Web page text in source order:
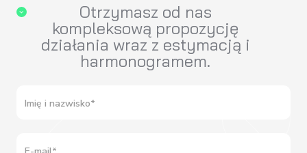
Otrzymasz od nas
kompleksową propozycję
działania wraz z estymacją i
harmonogramem.